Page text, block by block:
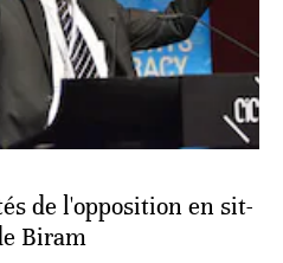
de l'opposition en sit-
Biram